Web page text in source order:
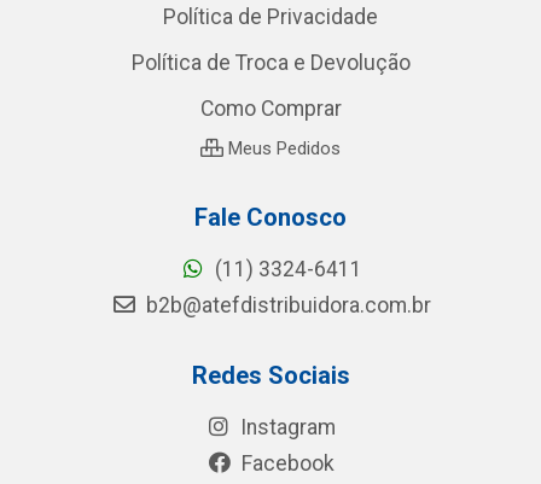
Política de Privacidade
Política de Troca e Devolução
Como Comprar
Meus Pedidos
Fale Conosco
(11) 3324-6411
b2b@atefdistribuidora.com.br
Redes Sociais
Instagram
Facebook